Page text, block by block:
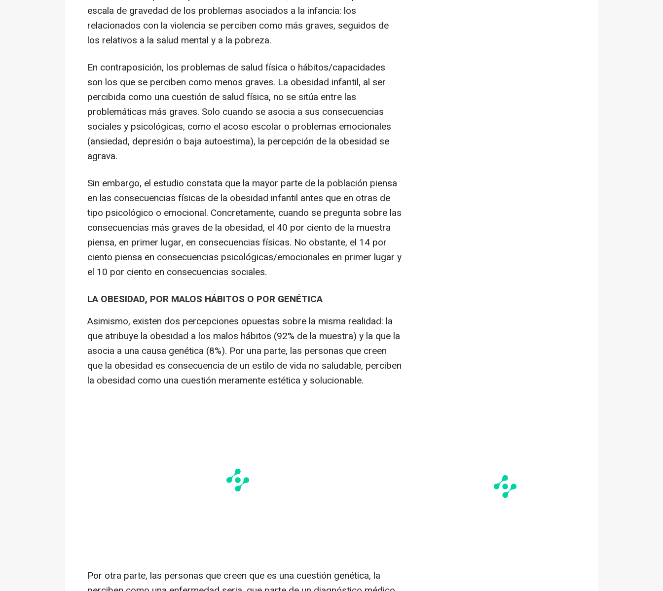
escala de gravedad de los problemas asociados a la infancia: los
relacionados con la violencia se perciben como más graves, seguidos de
los relativos a la salud mental y a la pobreza.
En contraposición, los problemas de salud física o hábitos/capacidades
son los que se perciben como menos graves. La obesidad infantil, al ser
percibida como una cuestión de salud física, no se sitúa entre las
problemáticas más graves. Solo cuando se asocia a sus consecuencias
sociales y psicológicas, como el acoso escolar o problemas emocionales
(ansiedad, depresión o baja autoestima), la percepción de la obesidad se
agrava.
Sin embargo, el estudio constata que la mayor parte de la población piensa
en las consecuencias físicas de la obesidad infantil antes que en otras de
tipo psicológico o emocional. Concretamente, cuando se pregunta sobre las
consecuencias más graves de la obesidad, el 40 por ciento de la muestra
piensa, en primer lugar, en consecuencias físicas. No obstante, el 14 por
ciento piensa en consecuencias psicológicas/emocionales en primer lugar y
el 10 por ciento en consecuencias sociales.
LA OBESIDAD, POR MALOS HÁBITOS O POR GENÉTICA
Asimismo, existen dos percepciones opuestas sobre la misma realidad: la
que atribuye la obesidad a los malos hábitos (92% de la muestra) y la que la
asocia a una causa genética (8%). Por una parte, las personas que creen
que la obesidad es consecuencia de un estilo de vida no saludable, perciben
la obesidad como una cuestión meramente estética y solucionable.
Por otra parte, las personas que creen que es una cuestión genética, la